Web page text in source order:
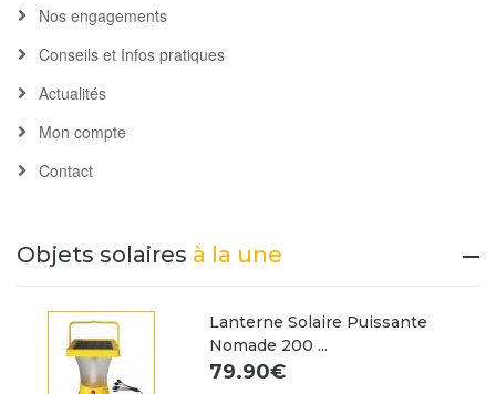
Nos engagements
Conseils et Infos pratiques
Actualités
Mon compte
Contact
Objets solaires à la une
Lanterne Solaire Puissante
Nomade 200 ...
79.90€